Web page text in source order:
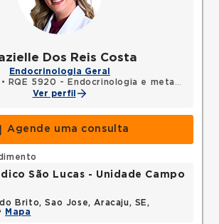
Dos Reis Costa
Endocrinologia Geral
•
RQE 5920 - Endocrinologia e metabologia
Ver perfil
Agende uma consulta
São Lucas - Unidade Campo
Brito, Sao Jose, Aracaju, SE,
Mapa